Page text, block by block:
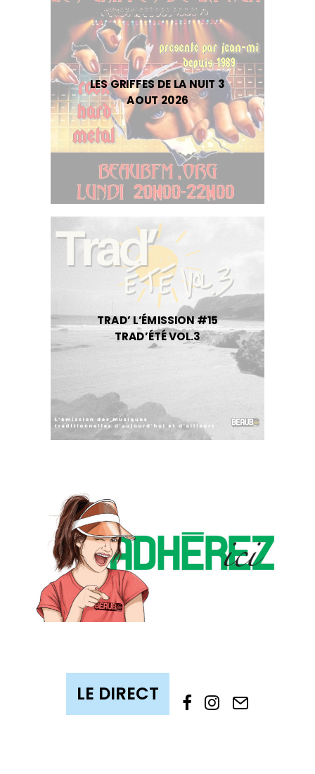
LES GRIFFES DE LA NUIT 3
AOUT 2026
TRAD’ L’ÉMISSION #15
TRAD’ÉTÉ VOL.3